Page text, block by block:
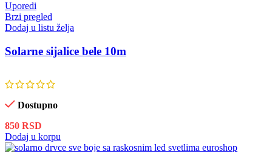
Uporedi
Brzi pregled
Dodaj u listu želja
Solarne sijalice bele 10m
Dostupno
850 RSD
Dodaj u korpu